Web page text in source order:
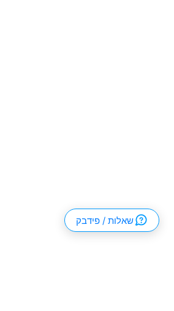
שאלות / פידבק